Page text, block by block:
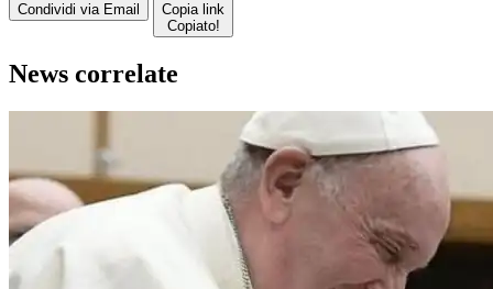
Condividi via Email
Copia link
Copiato!
News correlate